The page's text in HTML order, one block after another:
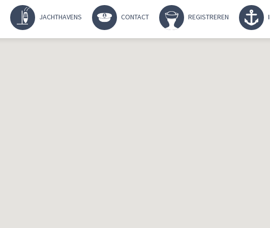
JACHTHAVENS CONTACT REGISTREREN